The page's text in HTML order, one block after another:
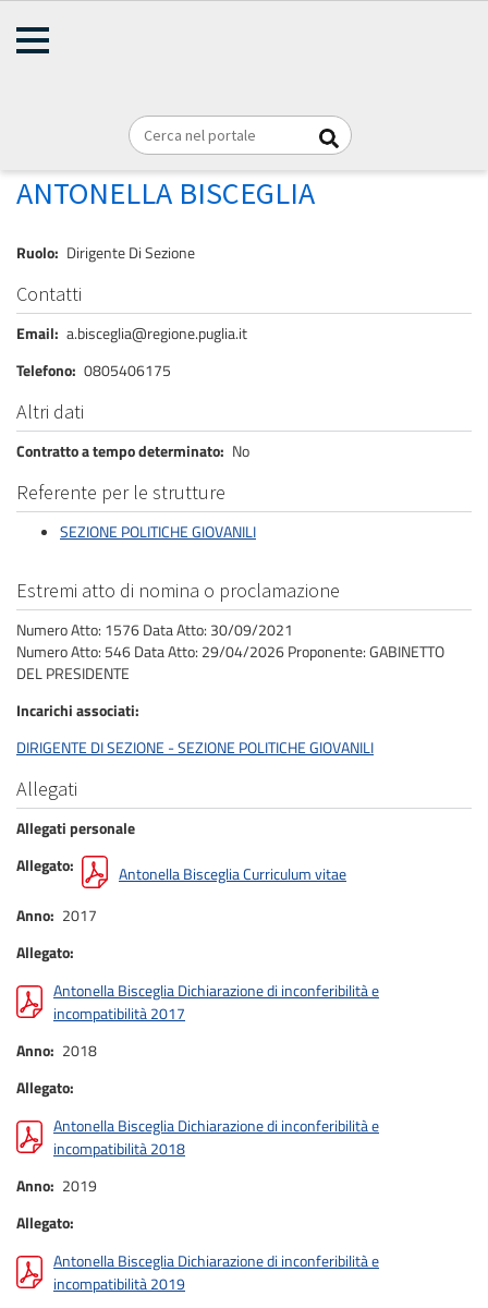
Briciole
Home
BISCEGLIA ANTONELLA
ANTONELLA BISCEGLIA
Ruolo Dirigente Di Sezione
Contatti
Email a.bisceglia@regione.puglia.it
Telefono 0805406175
Altri dati
Contratto a tempo determinato No
Referente per le strutture
SEZIONE POLITICHE GIOVANILI
Estremi atto di nomina o proclamazione
Numero Atto: 1576 Data Atto: 30/09/2021
Numero Atto: 546 Data Atto: 29/04/2026 Proponente: GABINETTO
DEL PRESIDENTE
Incarichi associati
DIRIGENTE DI SEZIONE - SEZIONE POLITICHE GIOVANILI
Allegati
Allegati personale
Allegato
Antonella Bisceglia Curriculum vitae
Anno 2017
Allegato
Antonella Bisceglia Dichiarazione di inconferibilità e
incompatibilità 2017
Anno 2018
Allegato
Antonella Bisceglia Dichiarazione di inconferibilità e
incompatibilità 2018
Anno 2019
Allegato
Antonella Bisceglia Dichiarazione di inconferibilità e
incompatibilità 2019